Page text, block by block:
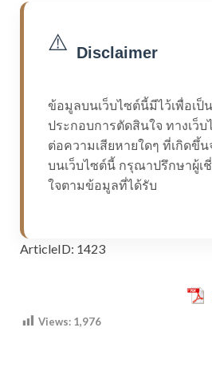
⚠️ Disclaimer
ข้อมูลบนเว็บไซต์นี้มีไว้เพื่อเป็
ประกอบการตัดสินใจ ทางเว็
ต่อความเสียหายใดๆ ที่เกิดขึ้
บนเว็บไซต์นี้ กรุณาปรึกษาผู้
ใจตามข้อมูลที่ได้รับ
ArticleID: 1423
Views: 1,976